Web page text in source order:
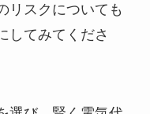
リスクについても
してみてくださ